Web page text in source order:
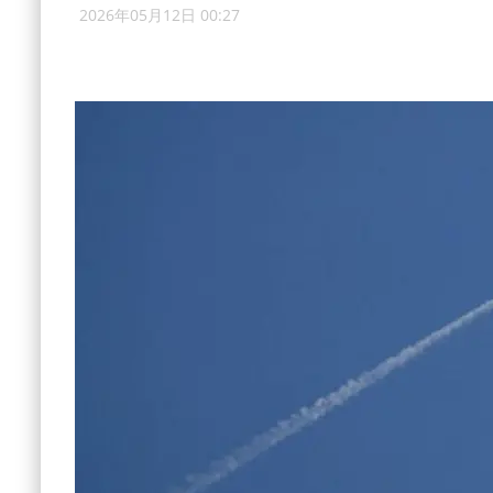
2026年05月12日 00:27